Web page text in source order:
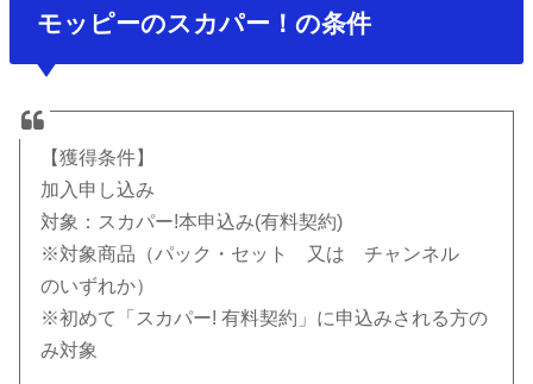
モッピーのスカパー！の条件
【獲得条件】
加入申し込み
対象：スカパー!本申込み(有料契約)
※対象商品（パック・セット 又は チャンネル
のいずれか）
※初めて「スカパー! 有料契約」に申込みされる方の
み対象